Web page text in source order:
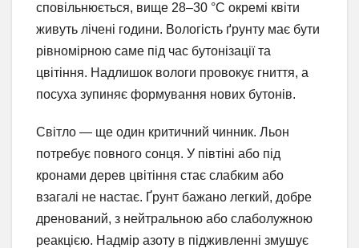
сповільнюється, вище 28–30 °C окремі квіти
живуть лічені години. Вологість ґрунту має бути
рівномірною саме під час бутонізації та
цвітіння. Надлишок вологи провокує гниття, а
посуха зупиняє формування нових бутонів.
Світло — ще один критичний чинник. Льон
потребує повного сонця. У півтіні або під
кронами дерев цвітіння стає слабким або
взагалі не настає. Ґрунт бажано легкий, добре
дренований, з нейтральною або слаболужною
реакцією. Надмір азоту в підживленні змушує